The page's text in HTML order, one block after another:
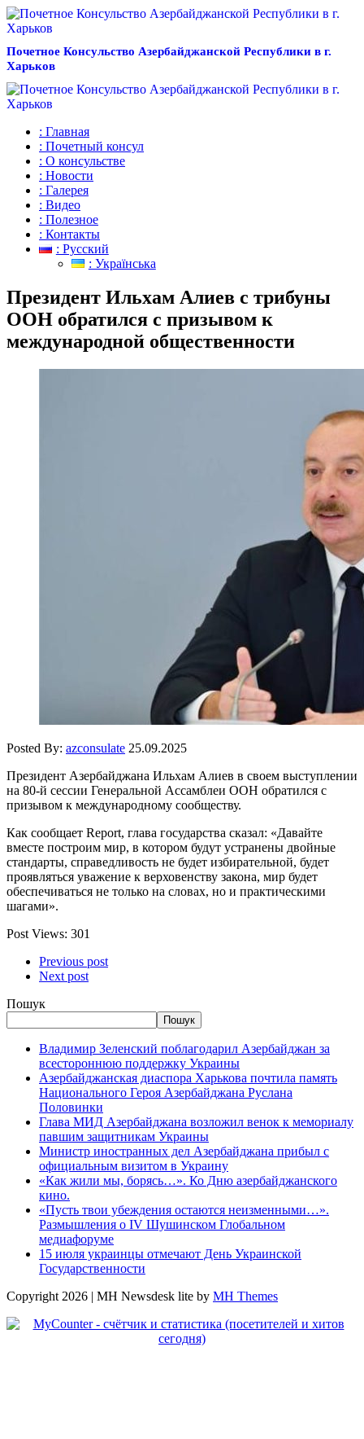
Почетное Консульство Азербайджанской Республики в г.
Харьков
: Главная
: Почетный консул
: О консульстве
: Новости
: Галерея
: Видео
: Полезное
: Контакты
: Русский
: Українська
Президент Ильхам Алиев с трибуны
ООН обратился с призывом к
международной общественности
Posted By: azconsulate 25.09.2025
Президент Азербайджана Ильхам Алиев в своем выступлении
на 80-й сессии Генеральной Ассамблеи ООН обратился с
призывом к международному сообществу.
Как сообщает Report, глава государства сказал: «Давайте
вместе построим мир, в котором будут устранены двойные
стандарты, справедливость не будет избирательной, будет
проявляться уважение к верховенству закона, мир будет
обеспечиваться не только на словах, но и практическими
шагами».
Post Views: 301
Previous post
Next post
Пошук
Пошук
Владимир Зеленский поблагодарил Азербайджан за
всестороннюю поддержку Украины
Азербайджанская диаспора Харькова почтила память
Национального Героя Азербайджана Руслана
Половинки
Глава МИД Азербайджана возложил венок к мемориалу
павшим защитникам Украины
Министр иностранных дел Азербайджана прибыл с
официальным визитом в Украину
«Как жили мы, борясь…». Ко Дню азербайджанского
кино.
«Пусть твои убеждения остаются неизменными…».
Размышления о IV Шушинском Глобальном
медиафоруме
15 июля украинцы отмечают День Украинской
Государственности
Copyright 2026 | MH Newsdesk lite by MH Themes